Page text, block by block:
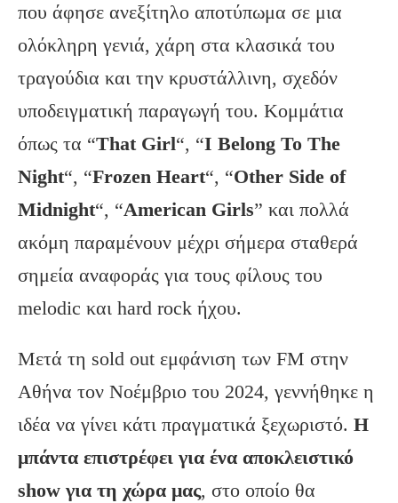
που άφησε ανεξίτηλο αποτύπωμα σε μια
ολόκληρη γενιά, χάρη στα κλασικά του
τραγούδια και την κρυστάλλινη, σχεδόν
υποδειγματική παραγωγή του. Κομμάτια
όπως τα “ThatGirl“, “I Belong To The
Night“, “Frozen Heart“, “Other Side of
Midnight“, “American Girls” και πολλά
ακόμη παραμένουν μέχρι σήμερα σταθερά
σημεία αναφοράς για τους φίλους του
melodic και hard rock ήχου.
Μετά τη sold out εμφάνιση των FM στην
Αθήνα τον Νοέμβριο του 2024, γεννήθηκε η
ιδέα να γίνει κάτι πραγματικά ξεχωριστό. Η
μπάντα επιστρέφει για ένα αποκλειστικό
show για τη χώρα μας, στο οποίο θα